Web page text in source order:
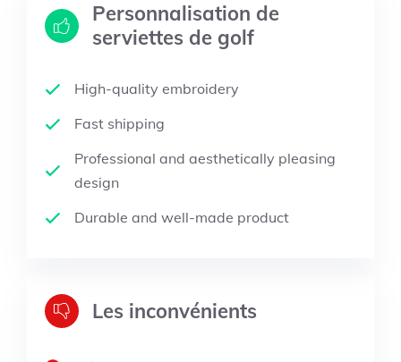
Personnalisation de
serviettes de golf
High-quality embroidery
Fast shipping
Professional and aesthetically pleasing
design
Durable and well-made product
Les inconvénients